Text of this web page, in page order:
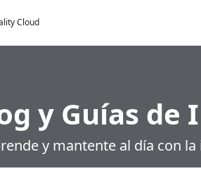
Cloud
y Guías de
y mantente al día con